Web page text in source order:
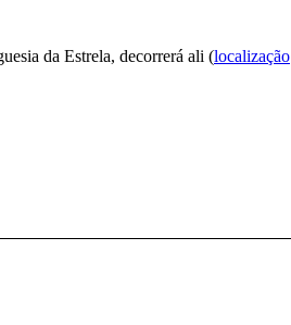
da Estrela, decorrerá ali (localização